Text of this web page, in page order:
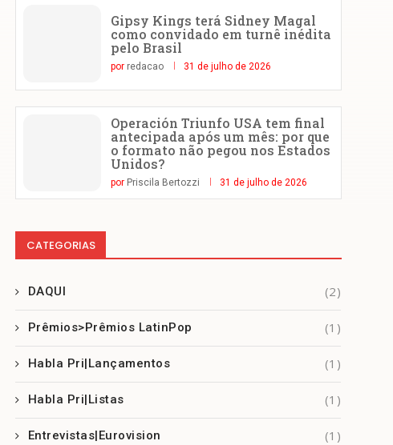
Gipsy Kings terá Sidney Magal
como convidado em turnê inédita
pelo Brasil
por redacao 31 de julho de 2026
Operación Triunfo USA tem final
antecipada após um mês: por que
o formato não pegou nos Estados
Unidos?
por Priscila Bertozzi 31 de julho de 2026
CATEGORIAS
DAQUI (2)
Prêmios>Prêmios LatinPop (1)
Habla Pri|Lançamentos (1)
Habla Pri|Listas (1)
Entrevistas|Eurovision (1)